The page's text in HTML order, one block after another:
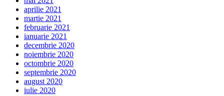
aprilie 2021
martie 2021
februarie 2021
ianuarie 2021
decembrie 2020
noiembrie 2020
octombrie 2020
septembrie 2020
august 2020
iulie 2020